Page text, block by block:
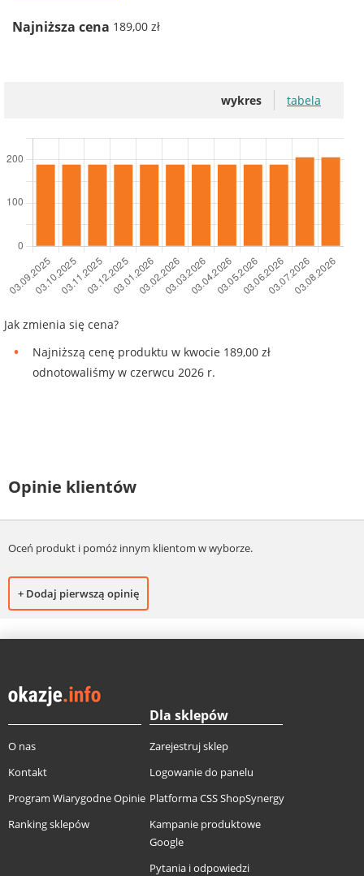
Najniższa cena 189,00 zł
wykres tabela
Jak zmienia się cena?
Najniższą cenę produktu w kwocie 189,00 zł
odnotowaliśmy w czerwcu 2026 r.
Opinie klientów
Oceń produkt i pomóż innym klientom w wyborze.
+ Dodaj pierwszą opinię
O nas
Kontakt
Program Wiarygodne Opinie
Ranking sklepów
Dla sklepów
Zarejestruj sklep
Logowanie do panelu
Platforma CSS ShopSynergy
Kampanie produktowe
Google
Pytania i odpowiedzi